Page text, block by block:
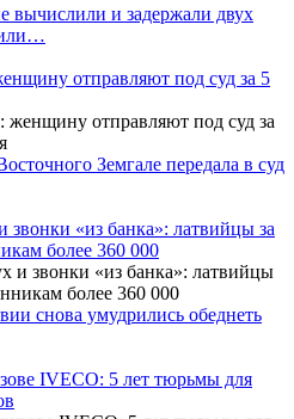
вычислили и задержали двух
отправляют под суд за 5
Земгале передала в суд
звонки «из банка»: латвийцы за
более 360 000
снова умудрились обеднеть
IVECO: 5 лет тюрьмы для